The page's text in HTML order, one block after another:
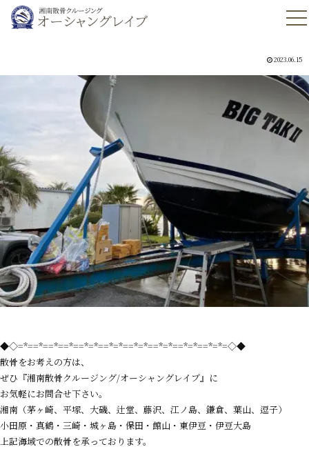
2023.06.15
◆◇=*==*==*==*==*=*==*=*==*=*==*=*==*=*==*=*=◇◆
散骨をお考えの方は、
ぜひ『湘南散骨クルージング/オーシャングレイブ』に
お気軽にお問合せ下さい。
湘南（茅ヶ崎、平塚、大磯、辻堂、藤沢、江ノ島、鎌倉、葉山、逗子）
小田原・真鶴・三崎・城ヶ島・保田・館山・東伊豆・伊豆大島
上記海域での散骨を承っております。